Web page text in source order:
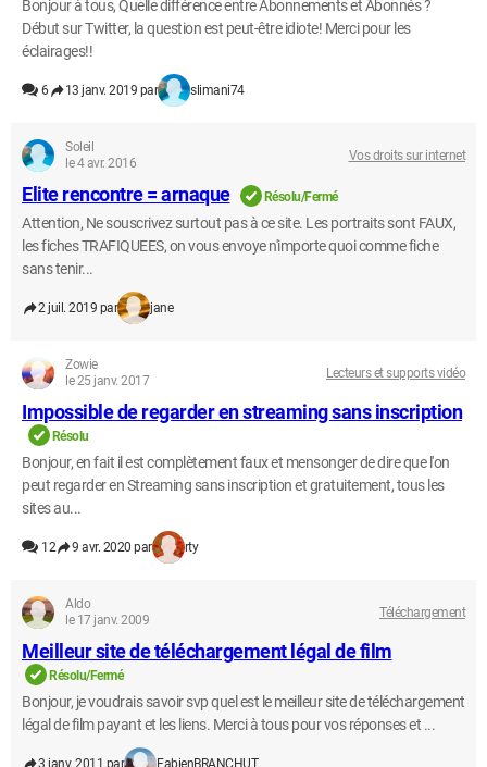
Bonjour à tous, Quelle différence entre Abonnements et Abonnés ?
Début sur Twitter, la question est peut-être idiote! Merci pour les
éclairages!!
6 13 janv. 2019 par slimani74
Soleil
le 4 avr. 2016
Vos droits sur internet
Elite rencontre = arnaque Résolu/Fermé
Attention, Ne souscrivez surtout pas à ce site. Les portraits sont FAUX,
les fiches TRAFIQUEES, on vous envoye n'importe quoi comme fiche
sans tenir...
2 juil. 2019 par jane
Zowie
le 25 janv. 2017
Lecteurs et supports vidéo
Impossible de regarder en streaming sans inscription
Résolu
Bonjour, en fait il est complètement faux et mensonger de dire que l'on
peut regarder en Streaming sans inscription et gratuitement, tous les
sites au...
12 9 avr. 2020 par rty
Aldo
le 17 janv. 2009
Téléchargement
Meilleur site de téléchargement légal de film
Résolu/Fermé
Bonjour, je voudrais savoir svp quel est le meilleur site de téléchargement
légal de film payant et les liens. Merci à tous pour vos réponses et ...
3 janv. 2011 par FabienBRANCHUT